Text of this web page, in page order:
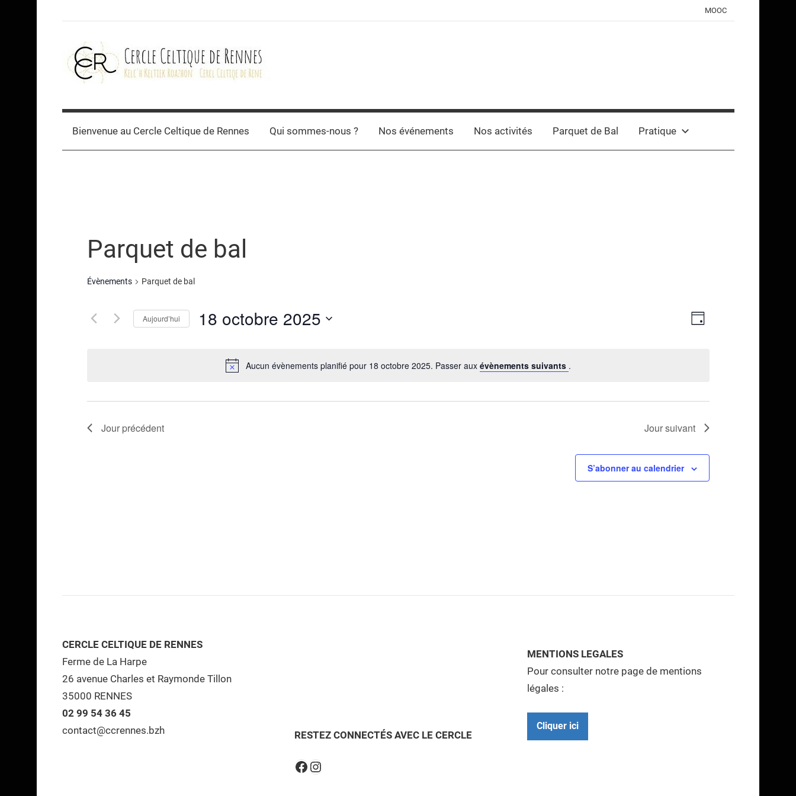
MOOC
Cercle
celtique
Bienvenue au Cercle Celtique de Rennes Qui sommes-nous ? Nos événements Nos activités Parquet de Bal Pratique
Aucun évènements planifié pour 18 octobre 2025. Passer aux évènements suivants .
Parquet de bal
Évènements Parquet de bal
Navigation
Navigation
Jour
Aujourd’hui 18 octobre 2025
Jour précédent Jour suivant
S’abonner au calendrier
CERCLE CELTIQUE DE RENNES
Ferme de La Harpe
26 avenue Charles et Raymonde Tillon
35000 RENNES
02 99 54 36 45
contact@ccrennes.bzh
RESTEZ CONNECTÉS AVEC LE CERCLE
Facebook
Instagram
MENTIONS LEGALES
Pour consulter notre page de mentions
légales :
Cliquer ici